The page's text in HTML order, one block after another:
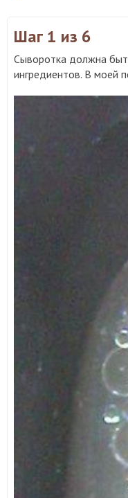
Шаг 1 из 6
Сыворотка должна
ингредиентов. В моей